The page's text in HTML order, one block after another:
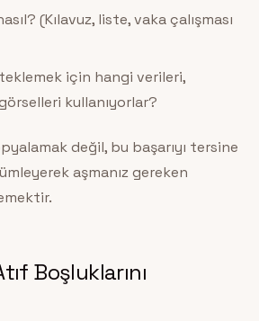
(Kılavuz, liste, vaka çalışması
için hangi verileri,
kullanıyorlar?
değil, bu başarıyı tersine
aşmanız gereken
Boşluklarını